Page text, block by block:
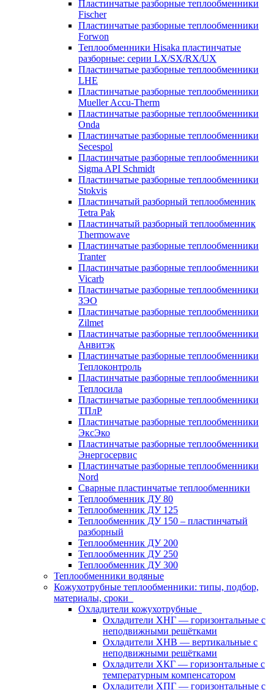
Пластинчатые разборные теплообменники
Fischer
Пластинчатые разборные теплообменники
Forwon
Теплообменники Hisaka пластинчатые
разборные: серии LX/SX/RX/UX
Пластинчатые разборные теплообменники
LHE
Пластинчатые разборные теплообменники
Mueller Accu-Therm
Пластинчатые разборные теплообменники
Onda
Пластинчатые разборные теплообменники
Secespol
Пластинчатые разборные теплообменники
Sigma API Schmidt
Пластинчатые разборные теплообменники
Stokvis
Пластинчатый разборный теплообменник
Tetra Pak
Пластинчатый разборный теплообменник
Thermowave
Пластинчатые разборные теплообменники
Tranter
Пластинчатые разборные теплообменники
Vicarb
Пластинчатые разборные теплообменники
ЗЭО
Пластинчатые разборные теплообменники
Zilmet
Пластинчатые разборные теплообменники
Анвитэк
Пластинчатые разборные теплообменники
Теплоконтроль
Пластинчатые разборные теплообменники
Теплосила
Пластинчатые разборные теплообменники
ТПлР
Пластинчатые разборные теплообменники
ЭксЭко
Пластинчатые разборные теплообменники
Энергосервис
Пластинчатые разборные теплообменники
Nord
Сварные пластинчатые теплообменники
Теплообменник ДУ 80
Теплообменник ДУ 125
Теплообменник ДУ 150 – пластинчатый
разборный
Теплообменник ДУ 200
Теплообменник ДУ 250
Теплообменник ДУ 300
Теплообменники водяные
Кожухотрубные теплообменники: типы, подбор,
материалы, сроки
Охладители кожухотрубные
Охладители ХНГ — горизонтальные с
неподвижными решётками
Охладители ХНВ — вертикальные с
неподвижными решётками
Охладители ХКГ — горизонтальные с
температурным компенсатором
Охладители ХПГ — горизонтальные с